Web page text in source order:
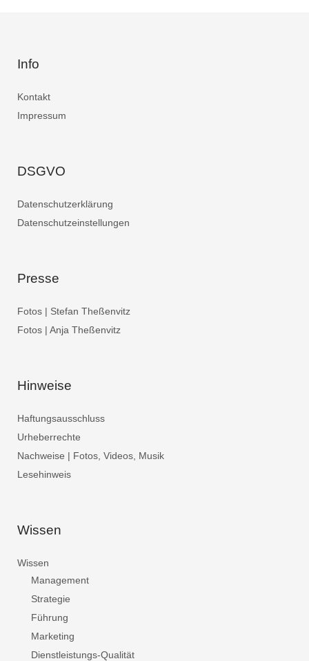
Info
Kontakt
Impressum
DSGVO
Datenschutzerklärung
Datenschutzeinstellungen
Presse
Fotos | Stefan Theßenvitz
Fotos | Anja Theßenvitz
Hinweise
Haftungsausschluss
Urheberrechte
Nachweise | Fotos, Videos, Musik
Lesehinweis
Wissen
Wissen
Management
Strategie
Führung
Marketing
Dienstleistungs-Qualität